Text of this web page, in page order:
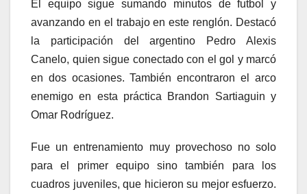
El equipo sigue sumando minutos de futbol y
avanzando en el trabajo en este renglón. Destacó
la participación del argentino Pedro Alexis
Canelo, quien sigue conectado con el gol y marcó
en dos ocasiones. También encontraron el arco
enemigo en esta práctica Brandon Sartiaguin y
Omar Rodríguez.
Fue un entrenamiento muy provechoso no solo
para el primer equipo sino también para los
cuadros juveniles, que hicieron su mejor esfuerzo.